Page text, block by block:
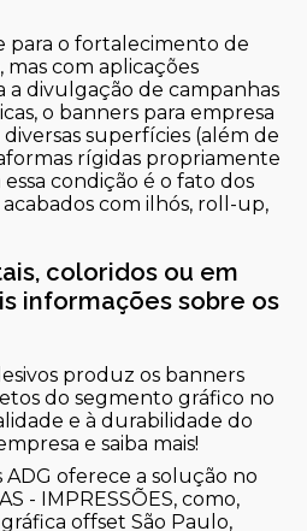
para o fortalecimento de
com aplicações
a divulgação de campanhas
o banners para empresa
superfícies (além de
rígidas propriamente
condição é o fato dos
com ilhós, roll-up,
coloridos ou em
informações sobre os
produz os banners
do segmento gráfico no
e à durabilidade do
e saiba mais!
ADG oferece a solução no
- IMPRESSÕES, como,
offset São Paulo,